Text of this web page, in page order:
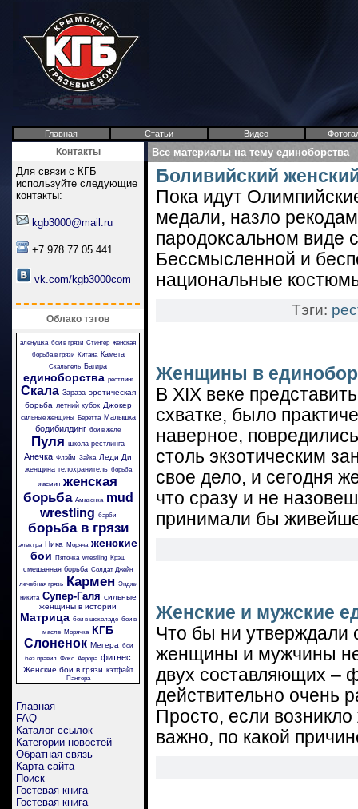
Главная Статьи Видео
Контакты
Для связи с КГБ
используйте следующие
контакты:
kgb3000@mail.ru
+7 978 77 05 441
vk.com/kgb3000com
Облако тэгов
аленушка бои в грязи Стингер женская
борьба в грязи
Китана Камета
Скальпель Багира
единоборства рестлинг
Скала Зараза эротическая
борьба летний кубок Джокер
сильные женщины Беретта Малышка
бодибилдинг бои в желе
Пуля школа рестлинга
Анечка Флэйм Зайка Леди Ди
женщина телохранитель борьба
жасмин женская
борьба Амазонка
mud
wrestling барби
борьба в грязи
электра Ника Моряча женские
бои
Пяточка wrestling Крэш
смешанная борьба Солдат Джейн
лечебная грязь
Кармен Энджи
никита Супер-Галя сильные
женщины в истории
Матрица бои в шоколаде бои в
масле Морячка КГБ
Слоненок Мегера бои
без правил Фокс Аврора фитнес
Женские бои в грязи кэтфайт
Пантера
Главная
FAQ
Каталог ссылок
Категории новостей
Обратная связь
Карта сайта
Поиск
Гостевая книга
Гостевая книга
Все материалы на тему единоборства
Боливийский
Пока идут
медали, назло
пародоксальном виде
Бессмысленной и
национальные
Тэги:
Женщины в
В XIX веке
схватке, было
наверное,
столь экзотическим
свое дело, и сегодня
что сразу и не
принимали бы
Женские и мужские
Что бы ни утверждали
женщины и мужчины
двух составляющих –
действительно очень
Просто, если
важно, по какой